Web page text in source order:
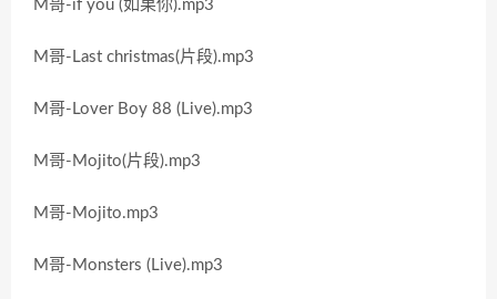
M哥-if you (如果你).mp3
M哥-Last christmas(片段).mp3
M哥-Lover Boy 88 (Live).mp3
M哥-Mojito(片段).mp3
M哥-Mojito.mp3
M哥-Monsters (Live).mp3